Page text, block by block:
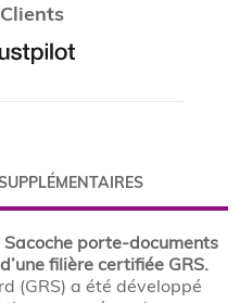
porte-documents
filière certifiée GRS.
(GRS) a été développé